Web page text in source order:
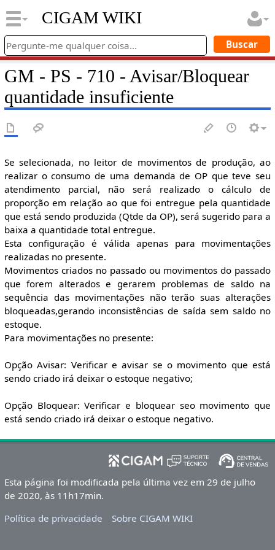
CIGAM WIKI
GM - PS - 710 - Avisar/Bloquear
quantidade insuficiente
Se selecionada, no leitor de movimentos de produção, ao
realizar o consumo de uma demanda de OP que teve seu
atendimento parcial, não será realizado o cálculo de
proporção em relação ao que foi entregue pela quantidade
que está sendo produzida (Qtde da OP), será sugerido para a
baixa a quantidade total entregue.
Esta configuração é válida apenas para movimentações
realizadas no presente.
Movimentos criados no passado ou movimentos do passado
que forem alterados e gerarem problemas de saldo na
sequência das movimentações não terão suas alterações
bloqueadas,gerando inconsistências de saída sem saldo no
estoque.
Para movimentações no presente:
Opção Avisar: Verificar e avisar se o movimento que está
sendo criado irá deixar o estoque negativo;
Opção Bloquear: Verificar e bloquear seo movimento que
está sendo criado irá deixar o estoque negativo.
Esta página foi modificada pela última vez em 29 de julho
de 2020, às 11h17min.
Política de privacidade
Sobre CIGAM WIKI